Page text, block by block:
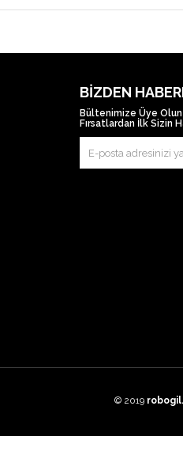
BIZDEN
Bültenimize Üye
Fırsatlardan İlk Sizin
© 2019